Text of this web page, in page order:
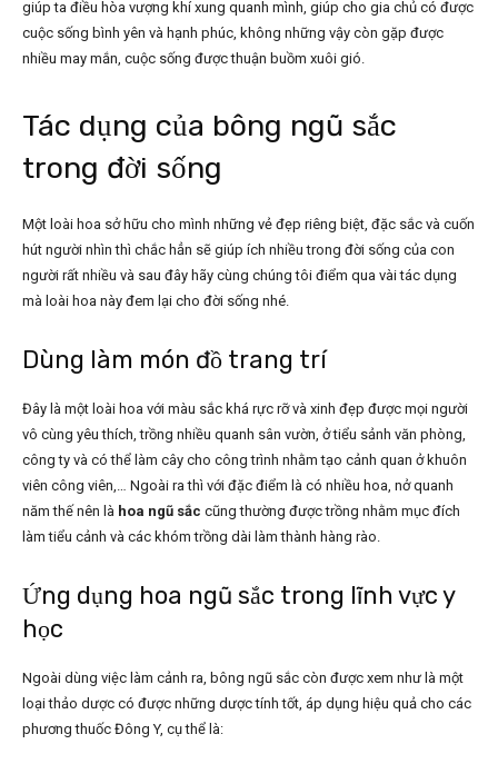
giúp ta điều hòa vượng khí xung quanh mình, giúp cho gia chủ có được
cuộc sống bình yên và hạnh phúc, không những vậy còn gặp được
nhiều may mắn, cuộc sống được thuận buồm xuôi gió.
Tác dụng của bông ngũ sắc
trong đời sống
Một loài hoa sở hữu cho mình những vẻ đẹp riêng biệt, đặc sắc và cuốn
hút người nhìn thì chắc hẳn sẽ giúp ích nhiều trong đời sống của con
người rất nhiều và sau đây hãy cùng chúng tôi điểm qua vài tác dụng
mà loài hoa này đem lại cho đời sống nhé.
Dùng làm món đồ trang trí
Đây là một loài hoa với màu sắc khá rực rỡ và xinh đẹp được mọi người
vô cùng yêu thích, trồng nhiều quanh sân vườn, ở tiểu sảnh văn phòng,
công ty và có thể làm cây cho công trình nhằm tạo cảnh quan ở khuôn
viên công viên,… Ngoài ra thì với đặc điểm là có nhiều hoa, nở quanh
năm thế nên là hoa ngũ sắc cũng thường được trồng nhằm mục đích
làm tiểu cảnh và các khóm trồng dài làm thành hàng rào.
Ứng dụng hoa ngũ sắc trong lĩnh vực y
học
Ngoài dùng việc làm cảnh ra, bông ngũ sắc còn được xem như là một
loại thảo dược có được những dược tính tốt, áp dụng hiệu quả cho các
phương thuốc Đông Y, cụ thể là: